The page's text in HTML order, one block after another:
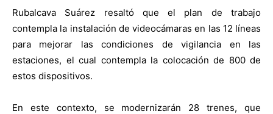
Rubalcava Suárez resaltó que el plan de trabajo
contempla la instalación de videocámaras en las 12 líneas
para mejorar las condiciones de vigilancia en las
estaciones, el cual contempla la colocación de 800 de
estos dispositivos.
En este contexto, se modernizarán 28 trenes, que